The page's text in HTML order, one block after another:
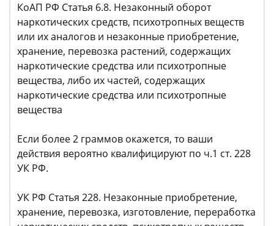
КоАП РФ Статья 6.8. Незаконный оборот
наркотических средств, психотропных веществ
или их аналогов и незаконные приобретение,
хранение, перевозка растений, содержащих
наркотические средства или психотропные
вещества, либо их частей, содержащих
наркотические средства или психотропные
вещества
Если более 2 граммов окажется, то ваши
действия вероятно квалифицируют по ч.1 ст. 228
УК РФ.
УК РФ Статья 228. Незаконные приобретение,
хранение, перевозка, изготовление, переработка